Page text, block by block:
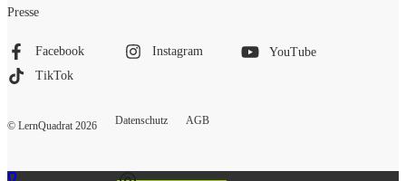
Presse
Facebook Instagram
YouTube
TikTok
© LernQuadrat 2026 Datenschutz AGB